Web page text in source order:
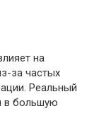
на
за частых
Реальный
в большую